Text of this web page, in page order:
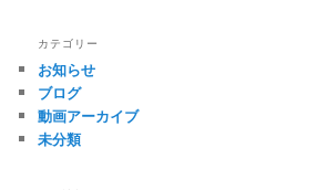
カテゴリー
お知らせ
ブログ
動画アーカイブ
未分類